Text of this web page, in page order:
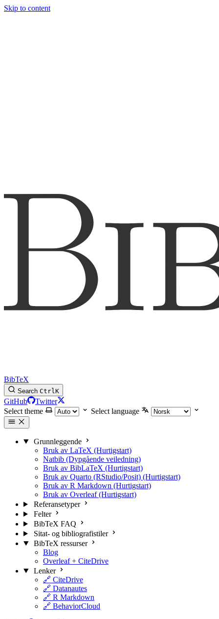
Skip to content
BibTeX
Search CtrlK
GitHub
Twitter
Select theme
Select language
Grunnleggende
Bruk av LaTeX (Hurtigstart)
Natbib (Dypgående veiledning)
Bruk av BibLaTeX (Hurtigstart)
Bruk av Quarto (RStudio/Posit) (Hurtigstart)
Bruk av R Markdown (Hurtigstart)
Bruk av Overleaf (Hurtigstart)
Referansetyper
Felter
BibTeX FAQ
Sitat- og bibliografistiler
BibTeX ressurser
Blog
Overleaf + CiteDrive
Lenker
🔗 CiteDrive
🔗 Datanautes
🔗 R Markdown
🔗 BehaviorCloud